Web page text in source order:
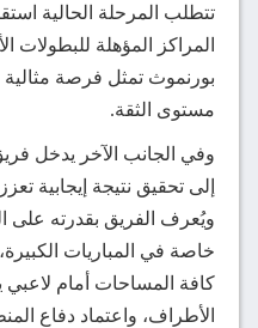
تتطلب المرحلة الحالية
المراكز المؤهلة للبطولات
بورنموث تمثل فرصة
مستوى الثقة.
وفي الجانب الآخر يدخل
إلى تحقيق نتيجة إيجابية
ويُعرف الفريق بقدرته على
خاصة في المباريات
كافة المساحات أمام لاعبي
الأطراف، واعتماد دفاع